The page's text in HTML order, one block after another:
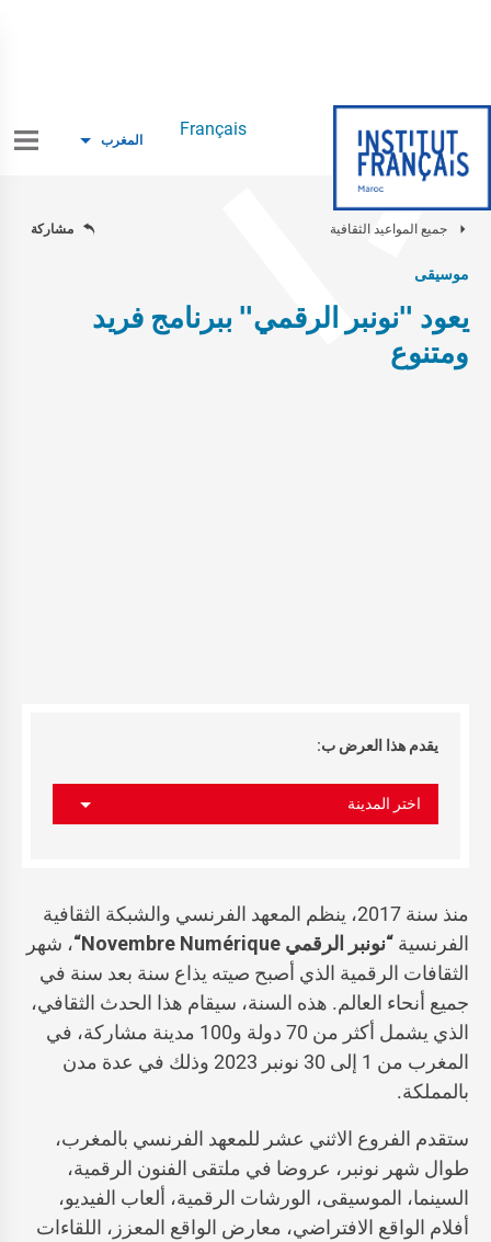
Français
المغرب
جميع المواعيد الثقافية مشاركة
موسيقى
يعود "نونبر الرقمي" ببرنامج فريد
ومتنوع
يقدم هذا العرض ب:
اختر المدينة
منذ سنة 2017، ينظم المعهد الفرنسي والشبكة الثقافية
الفرنسية “نونبر الرقمي Novembre Numérique
“، شهر
الثقافات الرقمية الذي أصبح صيته يذاع سنة بعد سنة في
جميع أنحاء العالم. هذه السنة، سيقام هذا الحدث الثقافي،
الذي يشمل أكثر من 70 دولة و100 مدينة مشاركة، في
المغرب من 1 إلى 30 نونبر 2023 وذلك في عدة مدن
بالمملكة.
ستقدم الفروع الاثني عشر للمعهد الفرنسي بالمغرب،
طوال شهر نونبر، عروضا في ملتقى الفنون الرقمية،
السينما، الموسيقى، الورشات الرقمية، ألعاب الفيديو،
أفلام الواقع الافتراضي، معارض الواقع المعزز، اللقاءات